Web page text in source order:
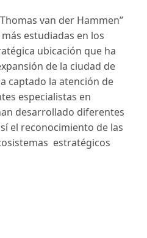
van der Hammen”
estudiadas en los
ubicación que ha
de la ciudad de
captado la atención de
especialistas en
desarrollado diferentes
el reconocimiento de las
estratégicos